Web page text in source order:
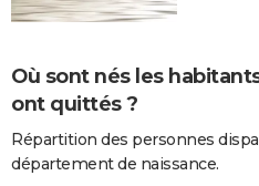
Où sont nés les
ont quittés ?
Répartition des personnes
département de naissance.